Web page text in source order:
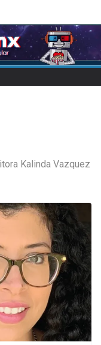
Kalinda Vazquez